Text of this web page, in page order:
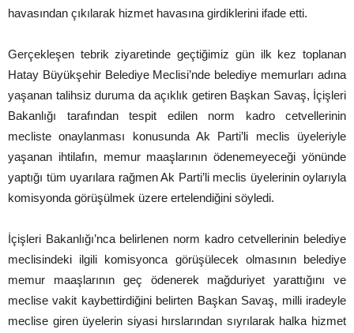
havasından çıkılarak hizmet havasına girdiklerini ifade etti.
Gerçekleşen tebrik ziyaretinde geçtiğimiz gün ilk kez toplanan
Hatay Büyükşehir Belediye Meclisi’nde belediye memurları adına
yaşanan talihsiz duruma da açıklık getiren Başkan Savaş, İçişleri
Bakanlığı tarafından tespit edilen norm kadro cetvellerinin
mecliste onaylanması konusunda Ak Parti’li meclis üyeleriyle
yaşanan ihtilafın, memur maaşlarının ödenemeyeceği yönünde
yaptığı tüm uyarılara rağmen Ak Parti’li meclis üyelerinin oylarıyla
komisyonda görüşülmek üzere ertelendiğini söyledi.
İçişleri Bakanlığı’nca belirlenen norm kadro cetvellerinin belediye
meclisindeki ilgili komisyonca görüşülecek olmasının belediye
memur maaşlarının geç ödenerek mağduriyet yarattığını ve
meclise vakit kaybettirdiğini belirten Başkan Savaş, milli iradeyle
meclise giren üyelerin siyasi hırslarından sıyrılarak halka hizmet